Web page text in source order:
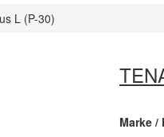
L (P-30)
Marke /